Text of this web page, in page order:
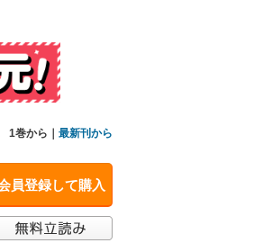
1巻から｜ 最新刊から
員登録して購入